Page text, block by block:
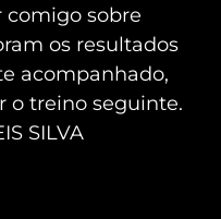
comigo sobre
os resultados
acompanhado,
o treino seguinte.
SILVA